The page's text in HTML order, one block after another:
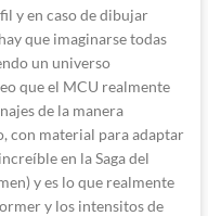
y en caso de dibujar
que imaginarse todas
un universo
que el MCU realmente
de la manera
con material para adaptar
en la Saga del
y es lo que realmente
y los intensitos de